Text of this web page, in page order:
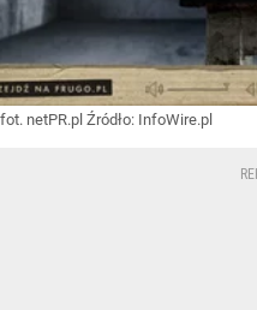
fot. netPR.pl Źródło: InfoWire.pl